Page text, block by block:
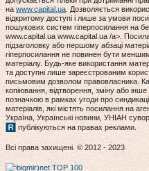
на www.capital.ua. Дозволяється
відкритому доступі і лише за умови
пошукових систем гіперпосилання на
www.capital.ua www.capital.ua /a>.
підзаголовку або першому абзаці
гіперпосилання не повинен бути
матеріалу. Будь-яке використання
та доступні лише зареєстрованим
письмовим дозволом правовласника.
копіювання, відтворення, зміну або
позначкою в рамках угоди про
матеріалів, які містять посилання на
Україна, Українські новини, УНІАН
публікуються на правах реклами.
Всі права захищені. © 2012 - 2023